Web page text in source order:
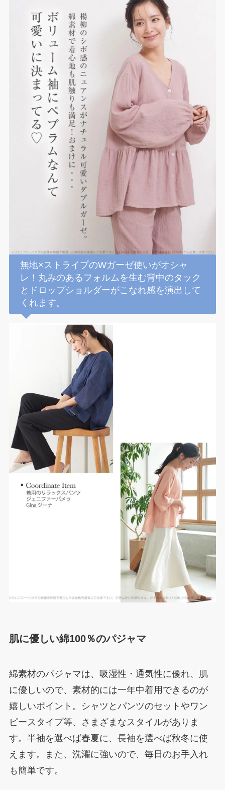
無地×ストライプのWガーゼ使いがオシャ
レ！丸みのあるフォルムを生む背中のタック
とドロップショルダーがこなれ感を演出して
くれます。
肌に優しい綿100％のパジャマ
綿素材のパジャマは、吸湿性・通気性に優れ、肌
に優しいので、素材的には一年中着用できるのが
嬉しいポイント。シャツとパンツのセットやワン
ピースタイプ等、さまざまなスタイルがありま
す。半袖を選べば春夏に、長袖を選べば秋冬に使
えます。また、洗濯に強いので、毎日のお手入れ
も簡単です。